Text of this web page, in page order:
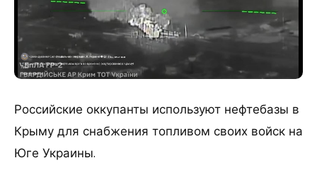
Российские оккупанты используют нефтебазы в
Крыму для снабжения топливом своих войск на
Юге Украины.